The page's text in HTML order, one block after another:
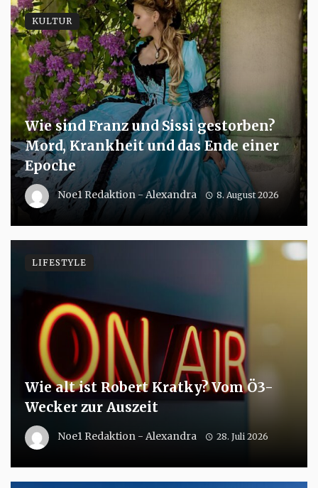
Wie sind Franz und Sissi gestorben?
Mord, Krankheit und das Ende einer
Epoche
Noe1 Redaktion - Alexandra 8. August 2026
KULTUR
Wie alt ist Robert Kratky? Vom Ö3-
Wecker zur Auszeit
Noe1 Redaktion - Alexandra 28. Juli 2026
LIFESTYLE